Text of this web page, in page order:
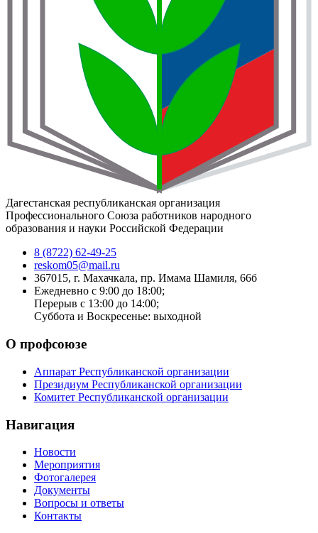
Дагестанская республиканская организация
Профессионального Союза работников народного
образования и науки Российской Федерации
8 (8722) 62-49-25
reskom05@mail.ru
367015, г. Махачкала, пр. Имама Шамиля, 66б
Ежедневно с 9:00 до 18:00;
Перерыв с 13:00 до 14:00;
Суббота и Воскресенье: выходной
О профсоюзе
Аппарат Республиканской организации
Президиум Республиканской организации
Комитет Республиканской организации
Навигация
Новости
Мероприятия
Фотогалерея
Документы
Вопросы и ответы
Контакты